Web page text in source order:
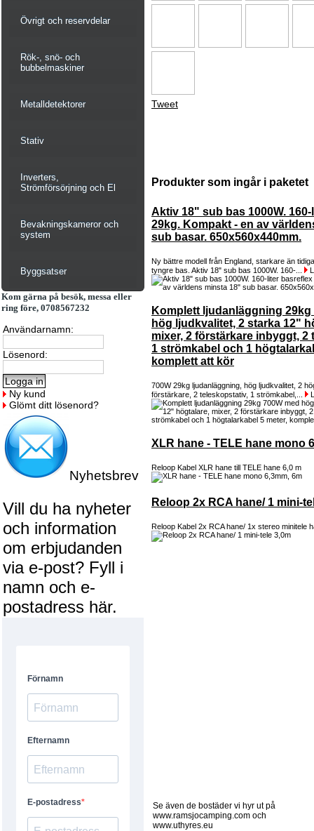
Övrigt och reservdelar
Rök-, snö- och
bubbelmaskiner
Metalldetektorer
Stativ
Inverters,
Strömförsörjning och El
Bevakningskameror och
system
Byggsatser
Kom gärna på besök, messa eller
ring före, 0708567232
Användarnamn:
Lösenord:
Ny kund
Glömt ditt lösenord?
Nyhetsbrev
Vill du ha nyheter
och information
om erbjudanden
via e-post? Fyll i
namn och e-
postadress här.
Tweet
Produkter som ingår i paketet
Aktiv 18" sub bas 1000W.
29kg. Kompakt - en av
sub basar. 650x560x440mm.
Ny bättre modell från England, starkare än
tyngre bas. Aktiv 18" sub bas 1000W. 160-...
Komplett ljudanläggning 29kg
hög ljudkvalitet, 2 starka 12"
mixer, 2 förstärkare inbyggt, 2
1 strömkabel och 1
komplett att kör
700W 29kg ljudanläggning, hög ljudkvalitet, 2
förstärkare, 2 teleskopstativ, 1 strömkabel,...
XLR hane - TELE hane mono
Reloop Kabel XLR hane till TELE hane 6,0 m
Reloop 2x RCA hane/ 1 mini-
Reloop Kabel 2x RCA hane/ 1x stereo minitele
Se även de bostäder vi hyr ut på
www.ramsjocamping.com och
www.uthyres.eu